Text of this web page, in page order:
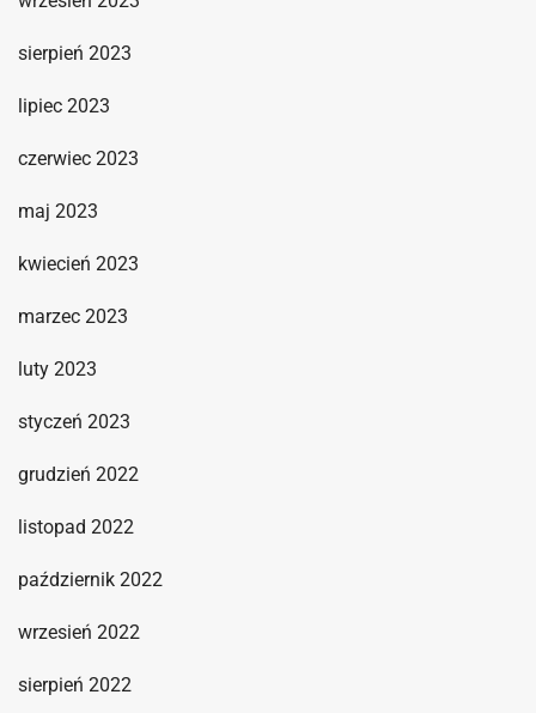
sierpień 2023
lipiec 2023
czerwiec 2023
maj 2023
kwiecień 2023
marzec 2023
luty 2023
styczeń 2023
grudzień 2022
listopad 2022
październik 2022
wrzesień 2022
sierpień 2022